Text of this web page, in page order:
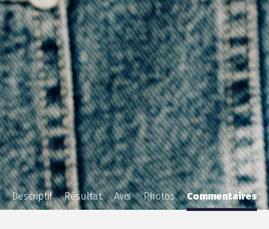
Descriptif Résultat Avis Photos Commentaires